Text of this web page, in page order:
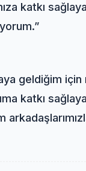
katkı
geldiğim
katkı